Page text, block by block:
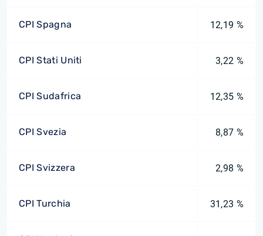
CPI Spagna 12,19 %
CPI Stati Uniti 3,22 %
CPI Sudafrica 12,35 %
CPI Svezia 8,87 %
CPI Svizzera 2,98 %
CPI Turchia 31,23 %